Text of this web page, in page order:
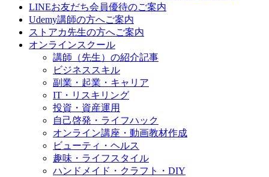
LINEお友だち会員優待のご案内
Udemy講師の方へご案内
ストアカ先生の方へご案内
オンラインスクール
講師（先生）の紹介記事
ビジネススキル
副業・起業・キャリア
IT・リスキリング
投資・資産運用
自己啓発・ライフハック
オンライン講座・動画教材作成
ビューティ・ヘルス
趣味・ライフスタイル
ハンドメイド・クラフト・DIY